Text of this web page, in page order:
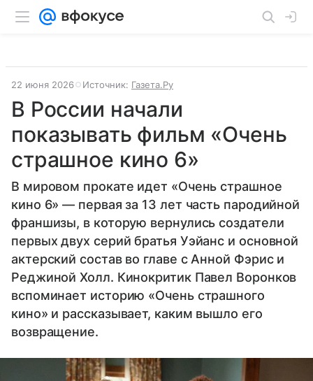
22 июня 2026 Источник: Газета.Ру
В России начали
показывать фильм «Очень
страшное кино 6»
В мировом прокате идет «Очень страшное
кино 6» — первая за 13 лет часть пародийной
франшизы, в которую вернулись создатели
первых двух серий братья Уэйанс и основной
актерский состав во главе с Анной Фэрис и
Реджиной Холл. Кинокритик Павел Воронков
вспоминает историю «Очень страшного
кино» и рассказывает, каким вышло его
возвращение.